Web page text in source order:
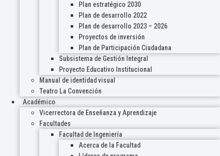
Plan estratégico 2030
Plan de desarrollo 2022
Plan de desarrollo 2023 – 2026
Proyectos de inversión
Plan de Participación Ciudadana
Subsistema de Gestión Integral
Proyecto Educativo Institucional
Manual de identidad visual
Teatro La Convención
Académico
Vicerrectora de Enseñanza y Aprendizaje
Facultades
Facultad de Ingeniería
Acerca de la Facultad